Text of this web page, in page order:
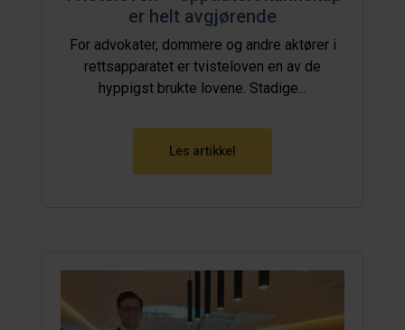
er helt avgjørende
For advokater, dommere og andre aktører i
rettsapparatet er tvisteloven en av de
hyppigst brukte lovene. Stadige...
Les artikkel